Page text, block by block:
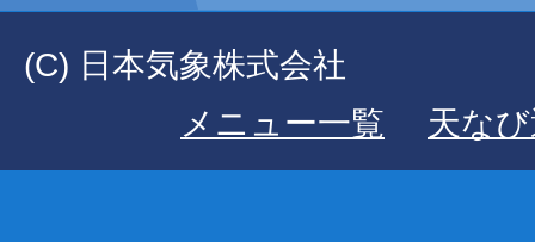
(C) 日本気象株式会社
メニュー一覧
天な